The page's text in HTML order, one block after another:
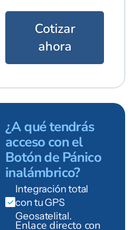
Cotizar
ahora
¿A qué tendrás
acceso con el
Botón de Pánico
inalámbrico?
Integración total
con tu GPS
Geosatelital.
Enlace directo con